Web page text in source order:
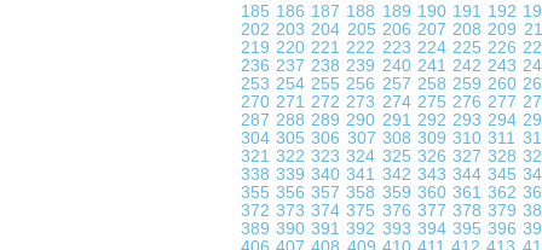
185 186 187 188 189 190 191 192
202203204 205 206 207208209
219220221222 223 224 225 226
236237238239 240 241 242 243
253254255256 257 258 259 260
270271272273 274 275 276 277
287288289290 291 292 293 294
304305306 307 308 309310311
321322323324 325 326 327 328
338339340341 342 343 344 345
355356357358 359 360 361 362
372373374375 376 377 378 379
389390391392 393 394 395 396